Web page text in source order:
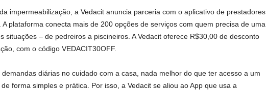
impermeabilização, a Vedacit anuncia parceria com o aplicativo de prestadores
A plataforma conecta mais de 200 opções de serviços com quem precisa de uma
situações – de pedreiros a piscineiros. A Vedacit oferece R$30,00 de desconto
com o código VEDACIT30OFF.
diárias no cuidado com a casa, nada melhor do que ter acesso a um
forma simples e prática. Por isso, a Vedacit se aliou ao App que usa a